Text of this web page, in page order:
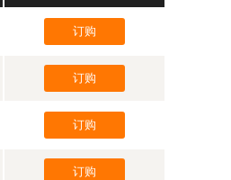
订购
订购
订购
订购